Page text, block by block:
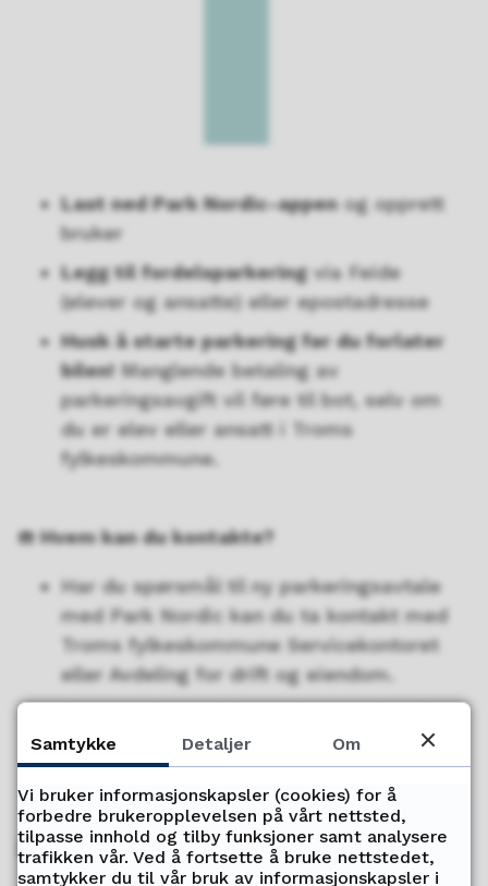
Last ned Park Nordic-appenog opprett
bruker
Legg til fordelsparkeringvia Feide
(elever og ansatte) eller epostadresse
Husk å starte parkering før du forlater
bilen!Manglende betaling av
parkeringsavgift vil føre til bot, selv om
du er elev eller ansatt i Troms
fylkeskommune.
☎️Hvem kan du kontakte?
Har du spørsmål til ny parkeringsavtale
med Park Nordic kan du ta kontakt med
Troms fylkeskommune Servicekontoret
eller Avdeling for drift og eiendom.
office@parknordic.no
---------------
Hva er nytt?
Samtykke Detaljer Om
Vi bruker informasjonskapsler (cookies) for å
forbedre brukeropplevelsen på vårt nettsted,
tilpasse innhold og tilby funksjoner samt analysere
trafikken vår. Ved å fortsette å bruke nettstedet,
samtykker du til vår bruk av informasjonskapsler i